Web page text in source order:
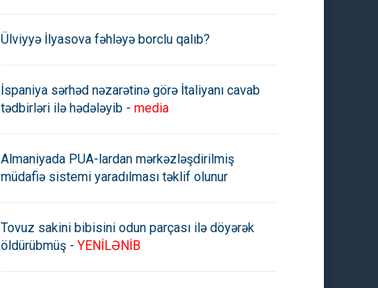
Ülviyyə İlyasova fəhləyə borclu qalıb?
İspaniya sərhəd nəzarətinə görə İtaliyanı cavab
tədbirləri ilə hədələyib - media
Almaniyada PUA-lardan mərkəzləşdirilmiş
müdafiə sistemi yaradılması təklif olunur
Tovuz sakini bibisini odun parçası ilə döyərək
öldürübmüş - YENİLƏNİB